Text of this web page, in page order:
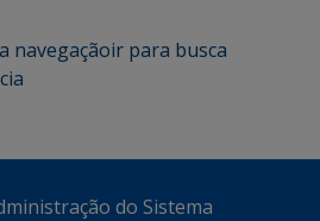
navegaçãoir para busca
do Sistema